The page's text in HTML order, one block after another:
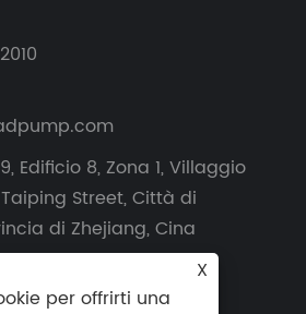
Edificio 8, Zona 1, Villaggio
Street, Città di
di Zhejiang, Cina
X
per offrirti una